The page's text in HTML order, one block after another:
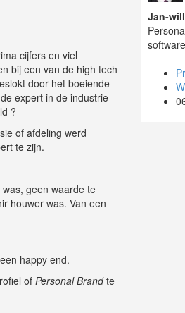
cijfers en viel
bij een van de high tech
door het boeiende
expert in de industrie
?
of afdeling werd
te zijn.
geen waarde te
houwer was. Van een
happy end.
of Personal Brandte
Jan-
software